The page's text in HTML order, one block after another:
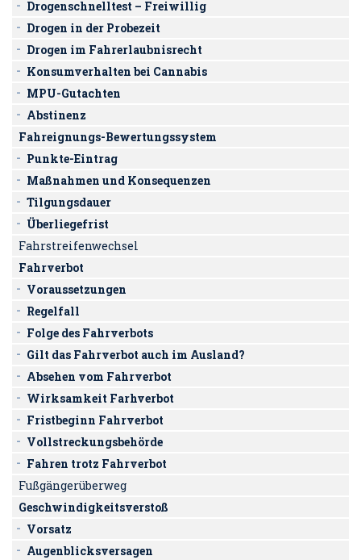
Drogenschnelltest – Freiwillig
Drogen in der Probezeit
Drogen im Fahrerlaubnisrecht
Konsumverhalten bei Cannabis
MPU-Gutachten
Abstinenz
Fahreignungs-Bewertungssystem
Punkte-Eintrag
Maßnahmen und Konsequenzen
Tilgungsdauer
Überliegefrist
Fahrstreifenwechsel
Fahrverbot
Voraussetzungen
Regelfall
Folge des Fahrverbots
Gilt das Fahrverbot auch im Ausland?
Absehen vom Fahrverbot
Wirksamkeit Farhverbot
Fristbeginn Fahrverbot
Vollstreckungsbehörde
Fahren trotz Fahrverbot
Fußgängerüberweg
Geschwindigkeitsverstoß
Vorsatz
Augenblicksversagen